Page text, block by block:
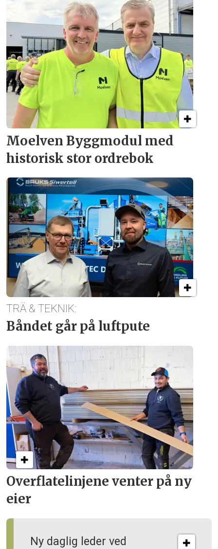
Moelven Byggmodul med
historisk stor ordrebok
Overflate­linjene venter på ny
eier
Ny daglig leder ved
TRÄ & TEKNIK:
Båndet går på luftpute